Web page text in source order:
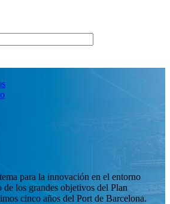
para la innovación en el entorno
los grandes objetivos del Plan
cinco años del Port de Barcelona.